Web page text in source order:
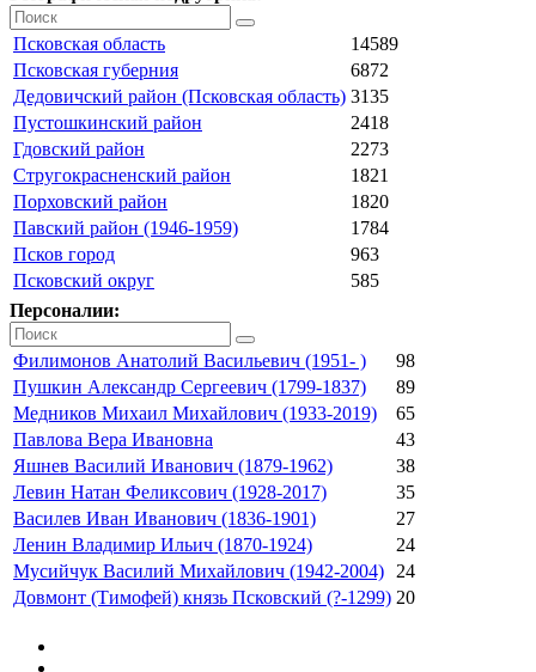
Псковская область
14589
Псковская губерния
6872
Дедовичский район (Псковская область) 3135
Пустошкинский район
2418
Гдовский район
2273
Стругокрасненский район
1821
Порховский район
1820
Павский район (1946-1959)
1784
Псков город
963
Псковский округ
585
Персоналии:
Филимонов Анатолий Васильевич (1951- )
98
Пушкин Александр Сергеевич (1799-1837)
89
Медников Михаил Михайлович (1933-2019)
65
Павлова Вера Ивановна
43
Яшнев Василий Иванович (1879-1962)
38
Левин Натан Феликсович (1928-2017)
35
Василев Иван Иванович (1836-1901)
27
Ленин Владимир Ильич (1870-1924)
24
Мусийчук Василий Михайлович (1942-2004)
24
Довмонт (Тимофей) князь Псковский (?-1299) 20